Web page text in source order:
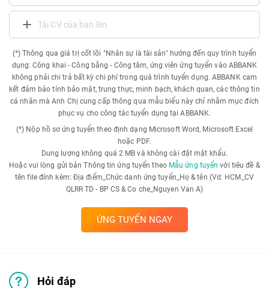
Tải CV của bạn lên
(*) Thông qua giá trị cốt lõi "Nhân sự là tài sản" hướng đến quy trình tuyển
dụng: Công khai - Công bằng - Công tâm, ứng viên ứng tuyển vào ABBANK
không phải chi trả bất kỳ chi phí trong quá trình tuyển dụng. ABBANK cam
kết đảm bảo tính bảo mật, trung thực, minh bạch, khách quan, các thông tin
cá nhân mà Anh Chị cung cấp thông qua mẫu biểu này chỉ nhằm mục đích
phục vụ cho công tác tuyển dụng tại ABBANK.
(*) Nộp hồ sơ ứng tuyển theo định dạng Microsoft Word, Microsoft Excel
hoặc PDF.
Dung lượng không quá 2 MB và không cài đặt mật khẩu.
Hoặc vui lòng gửi bản Thông tin ứng tuyển theo Mẫu ứng tuyển với tiêu đề &
tên file đính kèm: Địa điểm_Chức danh ứng tuyển_Họ & tên (Vd: HCM_CV
QLRR TD - BP CS & Co che_Nguyen Van A)
ỨNG TUYỂN NGAY
Hỏi đáp